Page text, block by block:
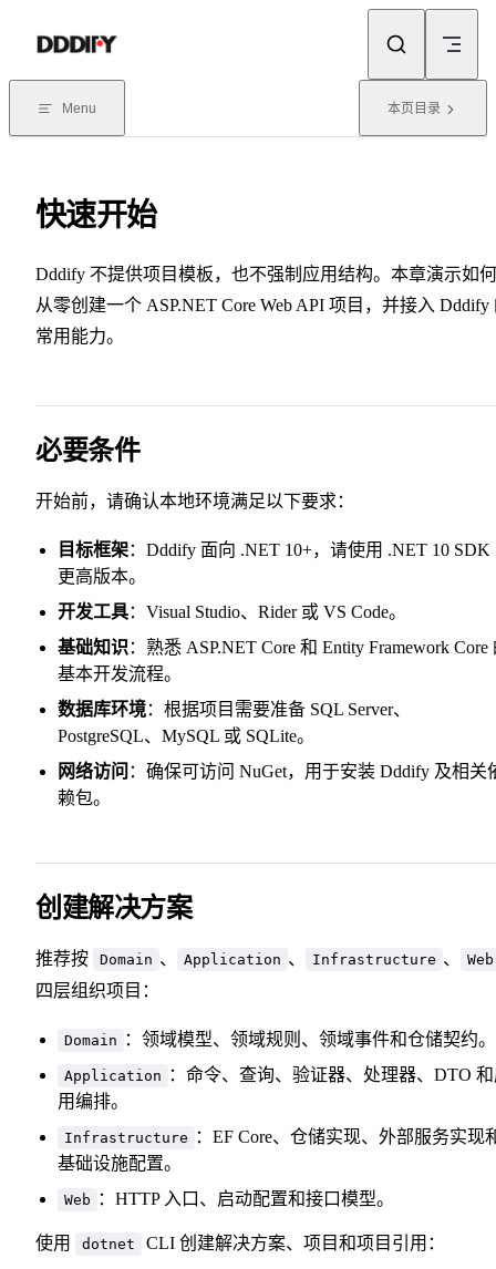
Menu 本页目录
快速开始
Dddify 不提供项目模板，也不强制应用结构。本章演示如何
从零创建一个 ASP.NET Core Web API 项目，并接入 Dddify
常用能力。
必要条件
开始前，请确认本地环境满足以下要求：
目标框架：Dddify 面向 .NET 10+，请使用 .NET 10 SDK
更高版本。
开发工具：Visual Studio、Rider 或 VS Code。
基础知识 ：熟悉 ASP.NET Core 和 Entity Framework Core
基本开发流程。
数据库环境：根据项目需要准备 SQL Server、
PostgreSQL、MySQL 或 SQLite。
网络访问 ：确保可访问 NuGet，用于安装 Dddify 及相关
赖包。
创建解决方案
推荐按 Domain 、 Application 、 Infrastructure 、 Web
四层组织项目：
Domain ：领域模型、领域规则、领域事件和仓储契约。
Application
：命令、查询、验证器、处理器、DTO
用编排。
Infrastructure
：EF Core、仓储实现、外部服务实现
基础设施配置。
Web ：HTTP 入口、启动配置和接口模型。
使用 dotnet CLI 创建解决方案、项目和项目引用：